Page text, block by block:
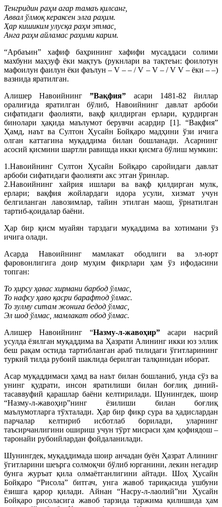
Тенгридин раҳм агар тамаъ қилсанг,
Аввал ўлмоқ кераксен элга раҳим.
Ҳар кишиким улусқа раҳм этмас,
Анга раҳм айламас раҳими карим.
“Арбаъин” хафиф баҳрининг хафифи мусаддаси солими
махбуни маҳзуф ёки мақтуъ (рукнлари ва тақтеъи: фоилотун
мафоилун фаилун ёки фаълун – V – – / V – V – / V V – ёки – –)
вазнида яратилган.
Алишер Навоийнинг”Вақфия” асари 1481-82 йиллар
оралиғида яратилган бўлиб, Навоийнинг давлат арбоби
сифатидаги фаолияти, вақф қилдирган ерлари, қурдирган
бинолари ҳақида маълумот берувчи асардир [1]. “Вақфия”
Ҳамд, наът ва Султон Ҳусайн Бойқаро мадҳини ўзи ичига
олган каттагина муқаддима билан бошланади. Асарнинг
асосий қисмини шартли равишда икки қисмга бўлиш мумкин:
1.Навоийнинг Султон Ҳусайн Бойқаро саройидаги давлат
арбоби сифатидаги фаолияти акс этган ўринлар.
2.Навоийнинг хайрия ишлари ва вақф қилдирган мулк,
ерлари; вақфия жойлардаги идора усули, хизмат учун
белгиланган лавозимлар, тайин этилган маош, ўрнатилган
тартиб-қоидалар баёни.
Ҳар бир қисм муайян тарздаги муқаддима ва хотимани ўз
ичига олади.
Асарда Навоийнинг мамлакат ободлиги ва эл-юрт
фаровонлигига доир муҳим фикрлари ҳам ўз ифодасини
топган:
То ҳирсу ҳавас хирмани барбод ўлмас,
То нафсу ҳаво қасри барафтод ўлмас.
То зулму ситам жониға бедод ўлмас,
Эл шод ўлмас, мамлакат обод ўлмас.
Алишер Навоийнинг “Назму-л-жавоҳир” асари насрий
усулда ёзилган муқаддима ва Ҳазрати Алининг икки юз эллик
беш рақам остида тартибланган араб тилидаги ўгитларининг
туркий тилда рубоий шаклида берилган талқинидан иборат.
Асар муқаддимаси ҳамд ва наът билан бошланиб, унда сўз ва
унинг қудрати, инсон яратилиши билан боғлиқ диний-
тасаввуфий қарашлар баёни келтирилади. Шунингдек, шоир
“Назму-л-жавоҳир”нинг ёзилиши билан боғлиқ
маълумотларга тўхталади. Ҳар бир фикр сура ва ҳадислардан
парчалар келтириб исботлаб борилади, уларнинг
таъсирчанлигини ошириш учун тўрт мисраси ҳам қофиядош –
таронайи рубоийлардан фойдаланилади.
Шунингдек, муқаддимада шоир анчадан буён Ҳазрат Алининг
ўгитларини шеърга солмоқчи бўлиб юрганини, лекин негадир
бунга журъат қила олмаётганлигини айтади. Шоҳ Ҳусайн
Бойқаро “Рисола” битгач, унга жавоб тариқасида ушбуни
ёзишга қарор қилади. Айнан “Насру-л-лаолий”ни Ҳусайн
Бойқаро рисоласига жавоб тарзида таржима қилишида ҳам